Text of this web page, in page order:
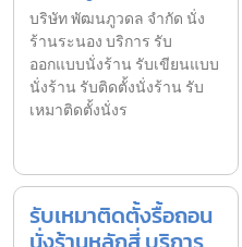
บริษัท พัฒนภูวดล จำกัด นั่ง
ร้านระนอง บริการ รับ
ออกแบบนั่งร้าน รับเขียนแบบ
นั่งร้าน รับติดตั้งนั่งร้าน รับ
เหมาติดตั้งนั่งร
รับเหมาติดตั้งรื้อถอน